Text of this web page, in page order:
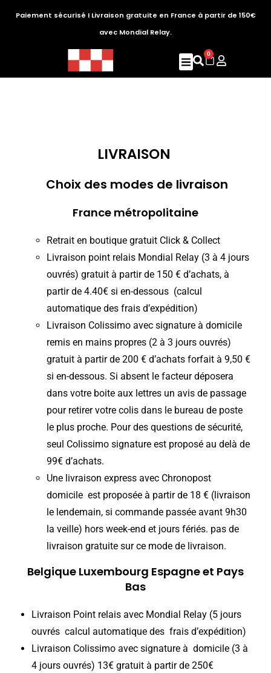
Paiement sécurisé I Livraison gratuite en France à partir de 150€
avec Mondial Relay.
0
LIVRAISON
Choix des modes de livraison
France métropolitaine
Retrait en boutique gratuit Click & Collect
Livraison point relais Mondial Relay (3 à 4 jours
ouvrés) gratuit à partir de 150 € d’achats, à
partir de 4.40€ si en-dessous (calcul
automatique des frais d’expédition)
Livraison Colissimo avec signature à domicile
remis en mains propres (2 à 3 jours ouvrés)
gratuit à partir de 200 € d’achats forfait à 9,50 €
si en-dessous. Si absent le facteur déposera
dans votre boite aux lettres un avis de passage
pour retirer votre colis dans le bureau de poste
le plus proche. Pour des questions de sécurité,
seul Colissimo signature est proposé au delà de
99€ d’achats.
Une livraison express avec Chronopost
domicile est proposée à partir de 18 € (livraison
le lendemain, si commande passée avant 9h30
la veille) hors week-end et jours fériés. pas de
livraison gratuite sur ce mode de livraison.
Belgique Luxembourg Espagne et Pays
Bas
Livraison Point relais avec Mondial Relay (5 jours
ouvrés calcul automatique des frais d’expédition)
Livraison Colissimo avec signature à domicile (3 à
4 jours ouvrés) 13€ gratuit à partir de 250€